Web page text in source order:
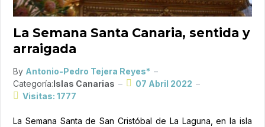
La Semana Santa Canaria, sentida y
arraigada
By Antonio-Pedro Tejera Reyes*
Categoría:Islas Canarias
07 Abril 2022
Visitas: 1777
La Semana Santa de San Cristóbal de La Laguna, en la isla